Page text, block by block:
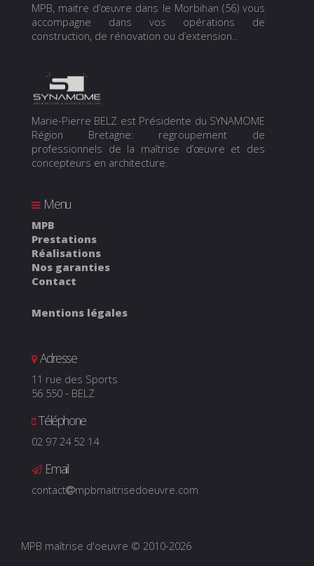
MPB, maitre d’œuvre dans le Morbihan (56) vous
accompagne dans vos opérations de
construction, de rénovation ou d’extension..
Marie-Pierre BELZ est Présidente du SYNAMOME
Région Bretagne: regroupement de
professionnels de la maîtrise d’œuvre et des
concepteurs en architecture.
Menu
MPB
Prestations
Réalisations
Nos garanties
Contact
Mentions légales
Adresse
11 rue des Sports
56 550 - BELZ
Téléphone
02 97 24 52 14
Email
contact mpbmaitrisedoeuvre.com
MPB maîtrise d'oeuvre © 2010-2026